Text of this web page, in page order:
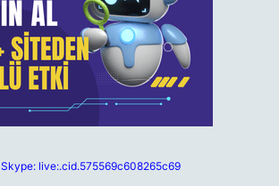
Skype: live:.cid.575569c608265c69